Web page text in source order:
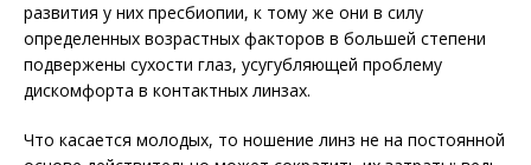
развития у них пресбиопии, к тому же они в силу
определенных возрастных факторов в большей степени
подвержены сухости глаз, усугубляющей проблему
дискомфорта в контактных линзах.
Что касается молодых, то ношение линз не на постоянной